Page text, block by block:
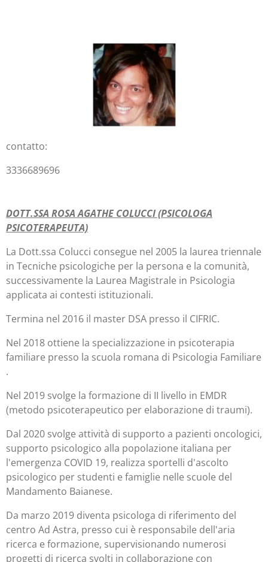
contatto:
3336689696
DOTT.SSA ROSA AGATHE COLUCCI (PSICOLOGA
PSICOTERAPEUTA)
La Dott.ssa Colucci consegue nel 2005 la laurea triennale
in Tecniche psicologiche per la persona e la comunità,
successivamente la Laurea Magistrale in Psicologia
applicata ai contesti istituzionali.
Termina nel 2016 il master DSA presso il CIFRIC.
Nel 2018 ottiene la specializzazione in psicoterapia
familiare presso la scuola romana di Psicologia Familiare
.
Nel 2019 svolge la formazione di II livello in EMDR
(metodo psicoterapeutico per elaborazione di traumi).
Dal 2020 svolge attività di supporto a pazienti oncologici,
supporto psicologico alla popolazione italiana per
l'emergenza COVID 19, realizza sportelli d'ascolto
psicologico per studenti e famiglie nelle scuole del
Mandamento Baianese.
Da marzo 2019 diventa psicologa di riferimento del
centro Ad Astra, presso cui è responsabile dell'aria
ricerca e formazione, supervisionando numerosi
progetti di ricerca svolti in collaborazione con